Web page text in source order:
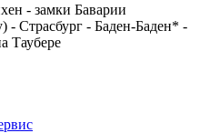
- замки Баварии
Страсбург - Баден-Баден* -
Таубере